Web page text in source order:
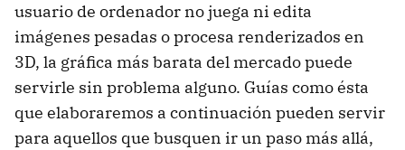
usuario de ordenador no juega ni edita
imágenes pesadas o procesa renderizados en
3D, la gráfica más barata del mercado puede
servirle sin problema alguno. Guías como ésta
que elaboraremos a continuación pueden servir
para aquellos que busquen ir un paso más allá,